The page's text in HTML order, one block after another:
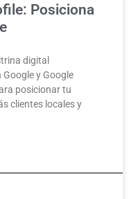
Posiciona
digital
y Google
posicionar tu
clientes locales y